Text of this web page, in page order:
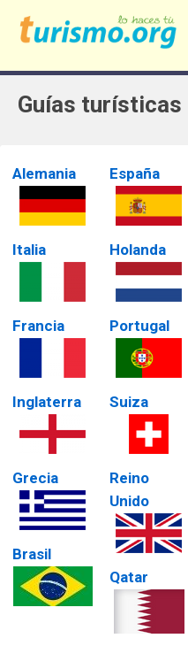
Guías turísticas
Alemania
Italia
Francia
Inglaterra
Grecia
Brasil
España
Holanda
Portugal
Suiza
Reino
Unido
Qatar